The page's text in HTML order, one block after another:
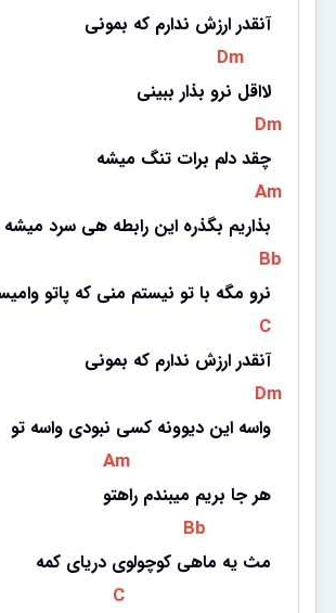
آنقدر ارزش ندارم که بمونی
Dm
لااقل نرو بذار ببینی
Dm
چقد دلم برات تنگ میشه
Am
بذاریم بگذره این رابطه هی سرد میشه
Bb
نرو مگه با تو نیستم منی که پاتو
C
آنقدر ارزش ندارم که بمونی
Dm
واسه این دیوونه کسی نبودی واسه تو
Am
هر جا بریم میبندم راهتو
Bb
مث یه ماهی کوچولوی دریای کمه
C